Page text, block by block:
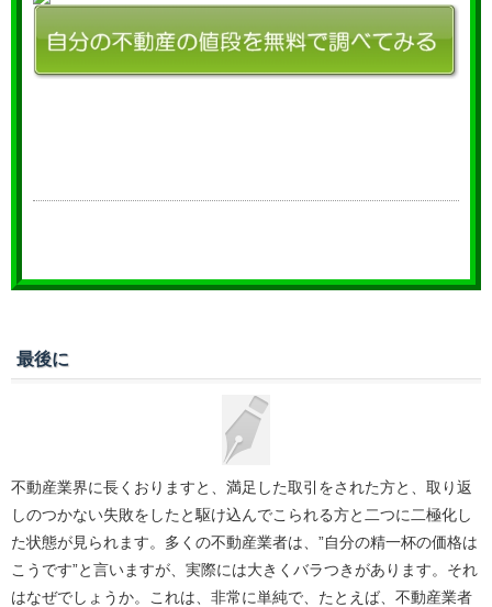
最後に
不動産業界に長くおりますと、満足した取引をされた方と、取り返
しのつかない失敗をしたと駆け込んでこられる方と二つに二極化し
た状態が見られます。多くの不動産業者は、”自分の精一杯の価格は
こうです”と言いますが、実際には大きくバラつきがあります。それ
はなぜでしょうか。これは、非常に単純で、たとえば、不動産業者